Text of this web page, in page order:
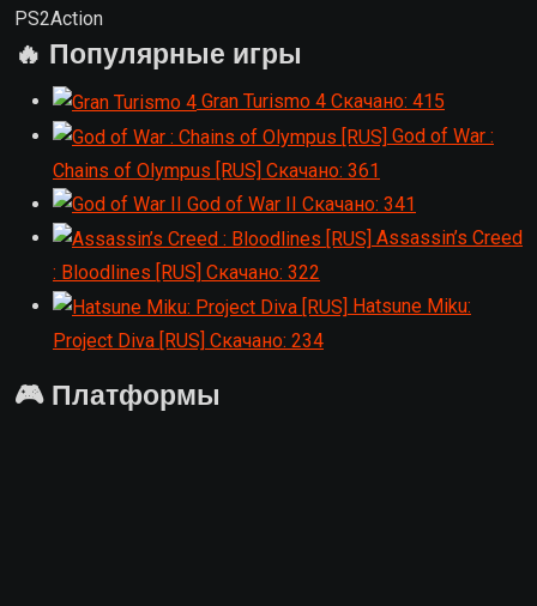
PS2Action
🔥 Популярные игры
Gran Turismo 4 Скачано: 415
God of War :
Chains of Olympus [RUS] Скачано: 361
God of War II Скачано: 341
Assassin’s Creed
: Bloodlines [RUS] Скачано: 322
Hatsune Miku:
Project Diva [RUS] Скачано: 234
🎮 Платформы